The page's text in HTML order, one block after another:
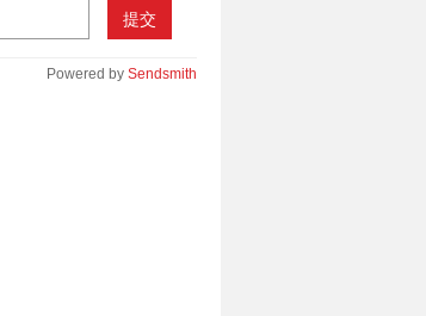
提交
Powered by Sendsmith